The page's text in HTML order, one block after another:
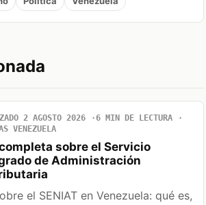
2 AGOSTO 2026
6 MIN DE LECTURA
VENEZUELA
sobre el Servicio
de Administración
el SENIAT en Venezuela: qué es,